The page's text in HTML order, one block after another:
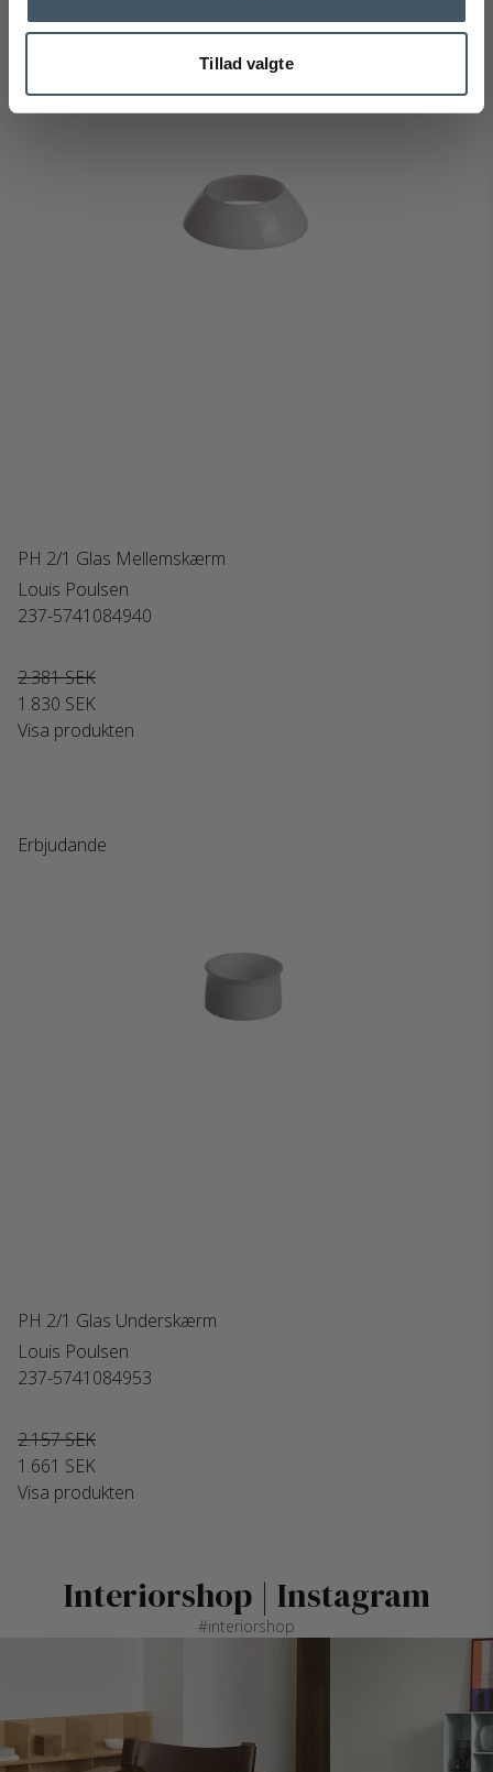
Tillad valgte
PH 2/1 Glas Mellemskærm
Louis Poulsen
237-5741084940
2.381 SEK
1.830 SEK
Visa produkten
Erbjudande
PH 2/1 Glas Underskærm
Louis Poulsen
237-5741084953
2.157 SEK
1.661 SEK
Visa produkten
Interiorshop | Instagram
#interiorshop